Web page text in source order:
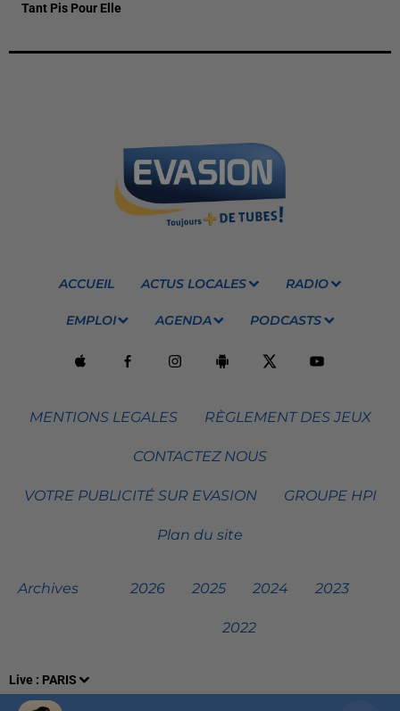
Live : PARIS
Tant Pis Pour Elle
ACCUEIL ACTUS LOCALES RADIO
EMPLOI AGENDA PODCASTS
MENTIONS LEGALES RÈGLEMENT DES JEUX
CONTACTEZ NOUS
VOTRE PUBLICITÉ SUR EVASION GROUPE HPI
Plan du site
Archives 2026 2025 2024 2023
2022